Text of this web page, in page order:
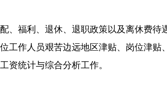
、福利、退休、退职政策以及离休费
工作人员艰苦边远地区津贴、岗位津
资统计与综合分析工作。